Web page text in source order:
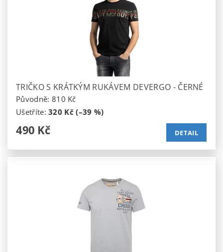
TRIČKO S KRÁTKÝM RUKÁVEM DEVERGO - ČERNÉ
Původně: 810 Kč
Ušetříte:320 Kč (–39 %)
490 Kč DETAIL